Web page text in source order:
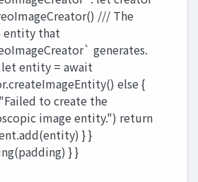
/// The
entity that
generates.
entity = await
else {
to create the
image entity.") return
} }
} }